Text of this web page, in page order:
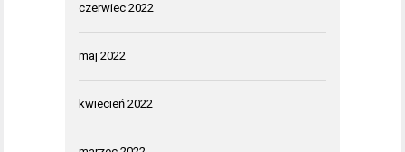
czerwiec 2022
maj 2022
kwiecień 2022